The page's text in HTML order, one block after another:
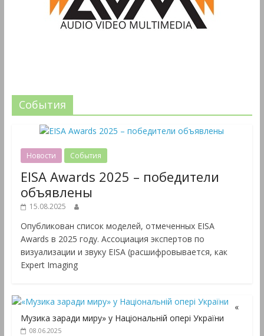
События
Новости События
EISA Awards 2025 – победители
объявлены
15.08.2025
Опубликован список моделей, отмеченных EISA
Awards в 2025 году. Ассоциация экспертов по
визуализации и звуку EISA (расшифровывается, как
Expert Imaging
«
Музика заради миру» у Національній опері України
08.06.2025